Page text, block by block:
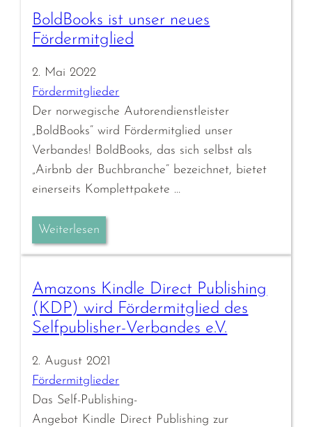
BoldBooks ist unser neues
Fördermitglied
2. Mai 2022
Fördermitglieder
Der norwegische Autorendienstleister
„BoldBooks“ wird Fördermitglied unser
Verbandes! BoldBooks, das sich selbst als
„Airbnb der Buchbranche“ bezeichnet, bietet
einerseits Komplettpakete …
Weiterlesen
Amazons Kindle Direct Publishing
(KDP) wird Fördermitglied des
Selfpublisher-Verbandes e.V.
2. August 2021
Fördermitglieder
Das Self-Publishing-
Angebot Kindle Direct Publishing zur